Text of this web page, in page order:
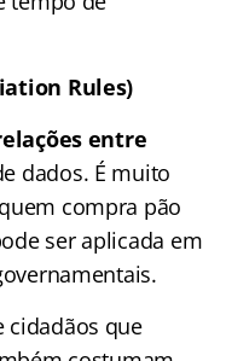
Rules)
entre
dados. É muito
compra pão
ser aplicada em
cidadãos que